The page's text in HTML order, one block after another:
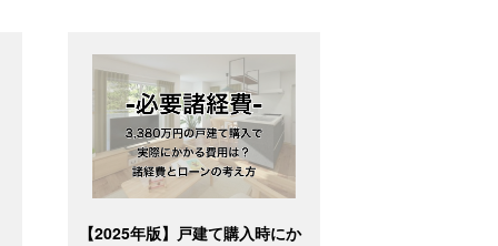
【2025年版】戸建て購入時にか